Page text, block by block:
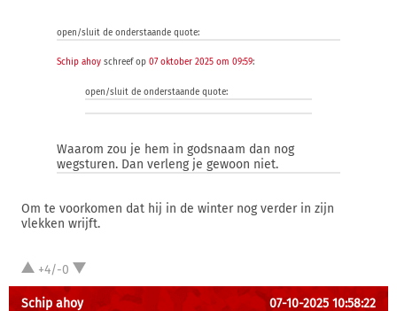
open/sluit de onderstaande quote:
Schip ahoy schreef op 07 oktober 2025 om 09:59:
open/sluit de onderstaande quote:
Waarom zou je hem in godsnaam dan nog
wegsturen. Dan verleng je gewoon niet.
Om te voorkomen dat hij in de winter nog verder in zijn
vlekken wrijft.
+4/-0
Schip ahoy 07-10-2025 10:58:22